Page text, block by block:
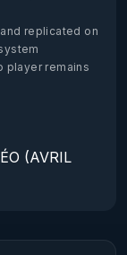
replicated on
player remains
(AVRIL